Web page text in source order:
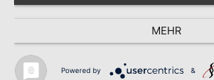
MEHR
Powered by &